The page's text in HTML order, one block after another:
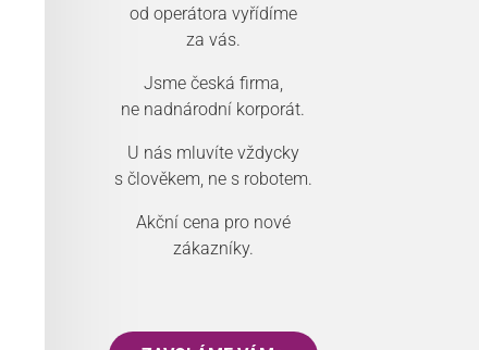
od operátora vyřídíme
za vás.
Jsme česká firma,
ne nadnárodní korporát.
U nás mluvíte vždycky
s člověkem, ne s robotem.
Akční cena pro nové
zákazníky.